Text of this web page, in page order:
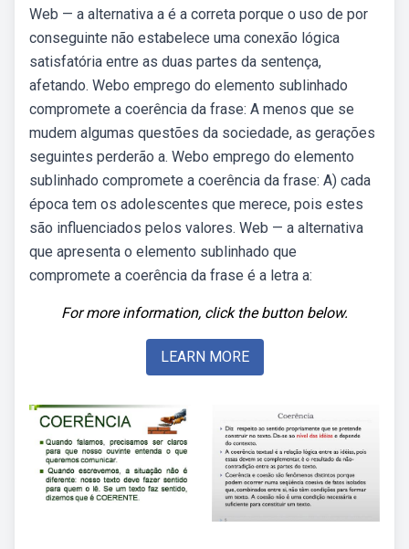
Web — a alternativa a é a correta porque o uso de por
conseguinte não estabelece uma conexão lógica
satisfatória entre as duas partes da sentença,
afetando. Webo emprego do elemento sublinhado
compromete a coerência da frase: A menos que se
mudem algumas questões da sociedade, as gerações
seguintes perderão a. Webo emprego do elemento
sublinhado compromete a coerência da frase: A) cada
época tem os adolescentes que merece, pois estes
são influenciados pelos valores. Web — a alternativa
que apresenta o elemento sublinhado que
compromete a coerência da frase é a letra a:
For more information, click the button below.
LEARN MORE